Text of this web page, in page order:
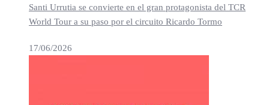
Santi Urrutia se convierte en el gran protagonista del TCR
World Tour a su paso por el circuito Ricardo Tormo
17/06/2026